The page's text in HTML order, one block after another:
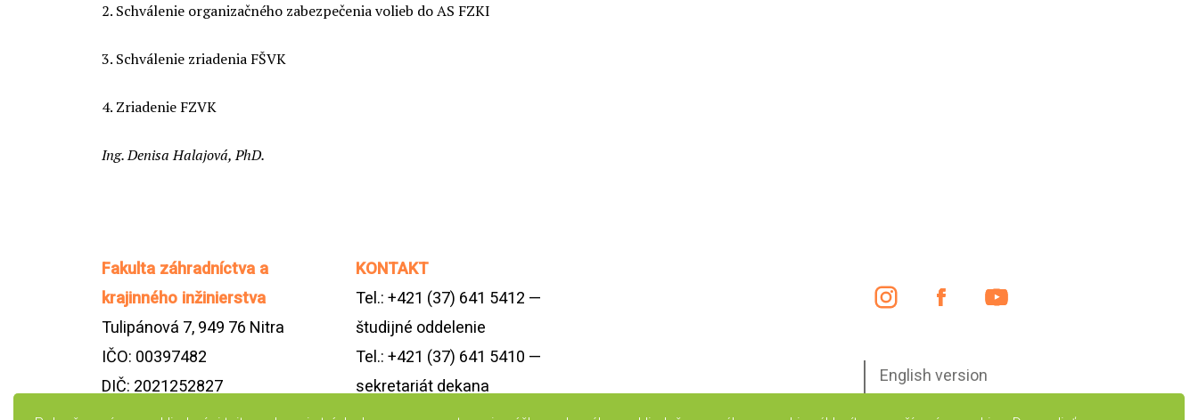
2. Schválenie organizačného zabezpečenia volieb do AS FZKI
3. Schválenie zriadenia FŠVK
4. Zriadenie FZVK
Ing. Denisa Halajová, PhD.
Fakulta záhradníctva a
krajinného inžinierstva
Tulipánová 7, 949 76 Nitra
IČO: 00397482
DIČ: 2021252827
IČ DPH: SK2021252827
KONTAKT
Tel.: +421 (37) 641 5412 —
študijné oddelenie
Tel.: +421 (37) 641 5410 —
sekretariát dekana
dekfzki@uniag.sk
English version